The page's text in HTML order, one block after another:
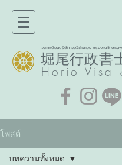
จดทะเบียนบริษัท ขอวีซ่าถาวร แรงงานทักษะเฉพ
Horio Visa
堀尾行政書
โพสต์
บทความทั้งหมด